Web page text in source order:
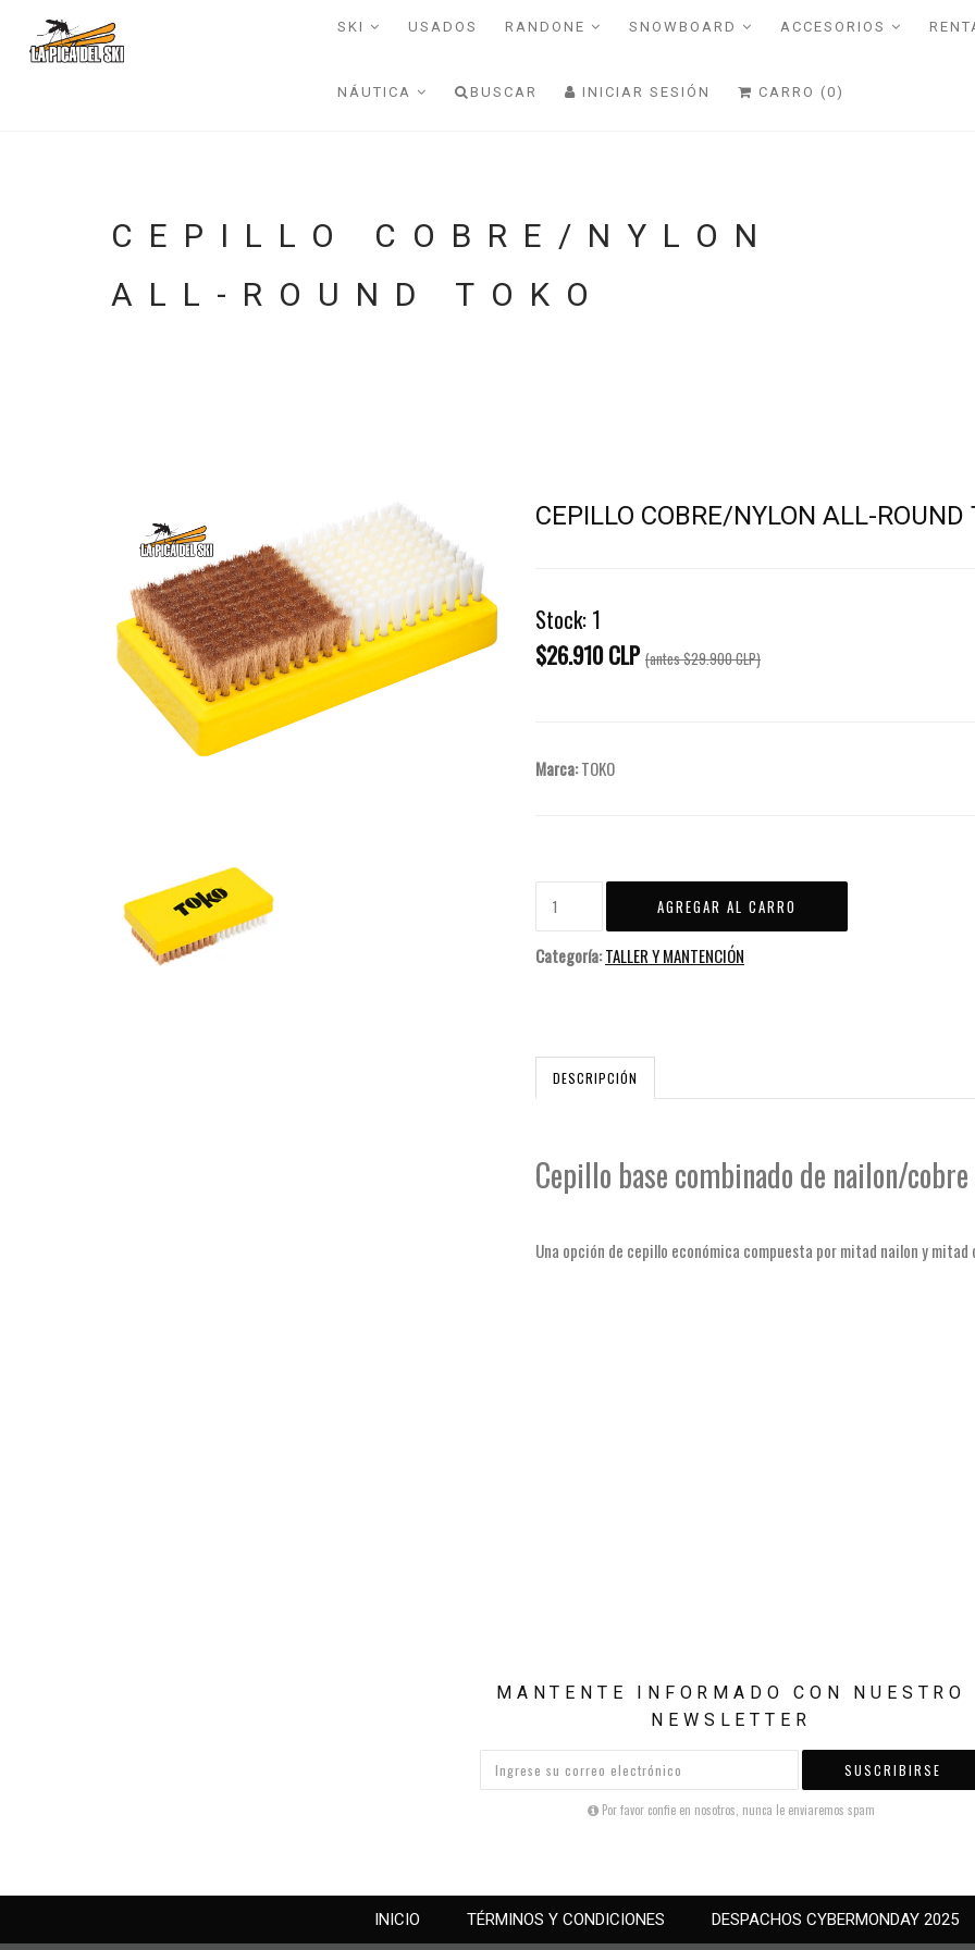
SKI USADOS RANDONE SNOWBOARD ACCESORIOS
NÁUTICA BUSCAR INICIAR SESIÓN CARRO (0)
CEPILLO COBRE/NYLON
ALL-ROUND TOKO
CEPILLO COBRE/NYLON ALL-ROUND
Stock: 1
$26.910 CLP (antes$29.900 CLP)
Marca:TOKO
Categoría:TALLER Y MANTENCIÓN
DESCRIPCIÓN
Cepillo base combinado de nailon/cobre
Una opción de cepillo económica compuesta por mitad nailon y mitad
MANTENTE INFORMADO CON NUESTRO
NEWSLETTER
SUSCRIBIRSE
Por favor confie en nosotros, nunca le enviaremos spam
INICIO TÉRMINOS Y CONDICIONES DESPACHOS CYBERMONDAY 2025